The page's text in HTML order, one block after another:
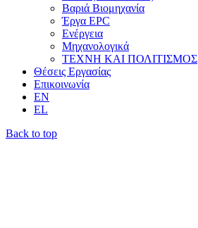
Βαριά Βιομηχανία
Έργα EPC
Ενέργεια
Μηχανολογικά
ΤΕΧΝΗ ΚΑΙ ΠΟΛΙΤΙΣΜΟΣ
Θέσεις Εργασίας
Επικοινωνία
ΕΝ
EL
Back to top